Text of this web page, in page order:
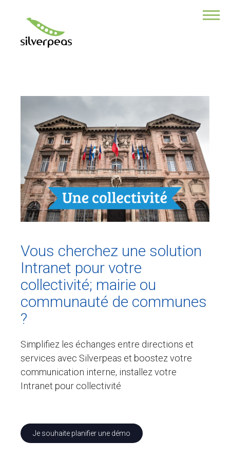
Directeur de TPE/PME
NOTRE PRODUIT
POURQUOI CHOISIR SILVERPEAS ?
Ses multiples fonctionnalités
Son application Mobile
Ses modules additionnels
Sa sécurité des données
Un service professionnel
Quel est votre besoin ?
CLIENTS
BLOG
A PROPOS DE NOUS
L’entreprise
Contact
Demander une démo
Plateforme de test
Vous cherchez une solution
Intranet pour votre
collectivité; mairie ou
communauté de communes
?
Simplifiez les échanges entre directions et
services avec Silverpeas et boostez votre
communication interne, installez votre
Intranet pour collectivité
Je souhaite planifier une démo